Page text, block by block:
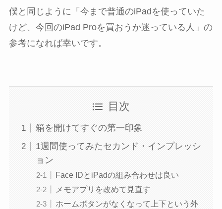
僕と同じように「今まで普通のiPadを使っていた
けど、今回のiPad Proを買おうか迷っている人」の
参考になれば幸いです。
目次
箱を開けてすぐの第一印象
1週間使ってみたセカンド・インプレッシ
ョン
Face IDとiPadの組み合わせは良い
メモアプリを改めて見直す
ホームボタンがなくなって上下という外